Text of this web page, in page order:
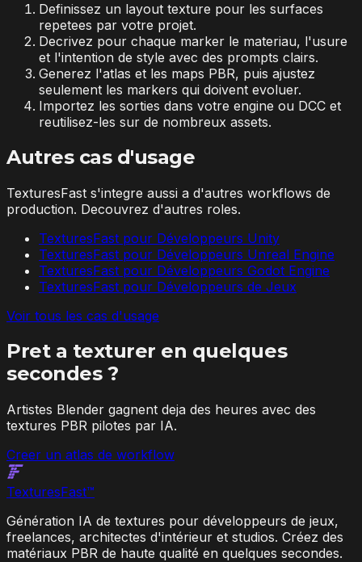
Definissez un layout texture pour les surfaces
repetees par votre projet.
Decrivez pour chaque marker le materiau, l'usure
et l'intention de style avec des prompts clairs.
Generez l'atlas et les maps PBR, puis ajustez
seulement les markers qui doivent evoluer.
Importez les sorties dans votre engine ou DCC et
reutilisez-les sur de nombreux assets.
Autres cas d'usage
TexturesFast s'integre aussi a d'autres workflows de
production. Decouvrez d'autres roles.
TexturesFast pour Développeurs Unity
TexturesFast pour Développeurs Unreal Engine
TexturesFast pour Développeurs Godot Engine
TexturesFast pour Développeurs de Jeux
Voir tous les cas d'usage
Pret a texturer en quelques
secondes ?
Artistes Blender gagnent deja des heures avec des
textures PBR pilotes par IA.
Creer un atlas de workflow
TexturesFast™
Génération IA de textures pour développeurs de jeux,
freelances, architectes d'intérieur et studios. Créez des
matériaux PBR de haute qualité en quelques secondes.